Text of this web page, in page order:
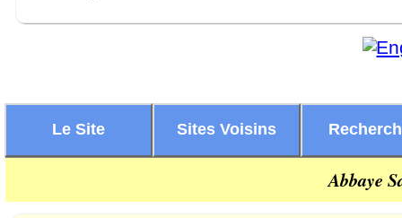
Le Site Sites Voisins
Abbaye